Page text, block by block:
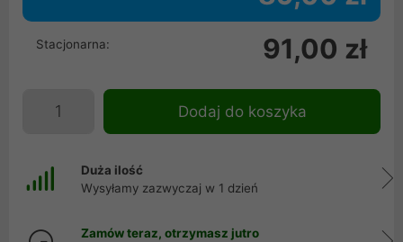
Stacjonarna: 91,00 zł
Dodaj do koszyka
Duża ilość
Wysyłamy zazwyczaj w 1 dzień
Zamów teraz, otrzymasz jutro